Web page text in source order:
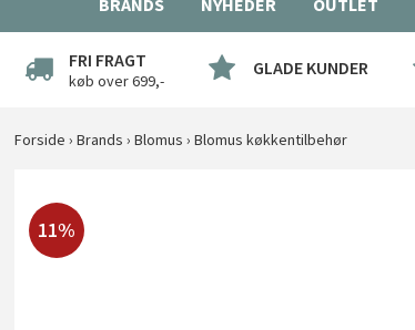
BRANDS NYHEDER OUTLET
FRI FRAGT
køb over 699,-
GLADE KUNDER
Forside ›Brands ›Blomus ›Blomus køkkentilbehør
11%